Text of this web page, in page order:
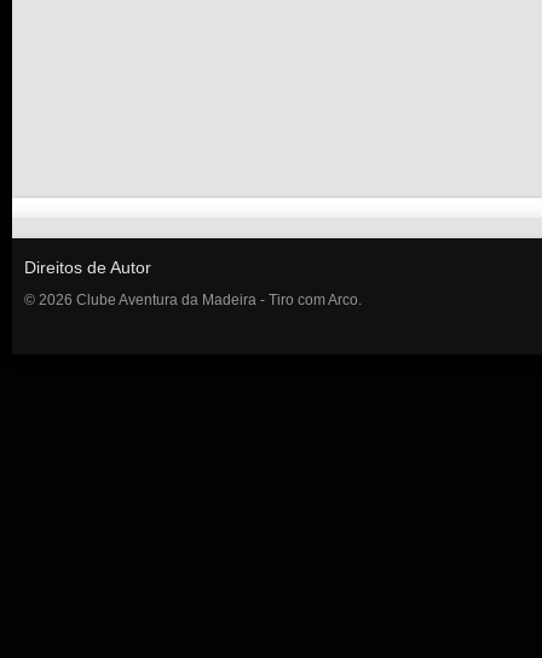
Direitos de Autor
© 2026 Clube Aventura da Madeira - Tiro com Arco.